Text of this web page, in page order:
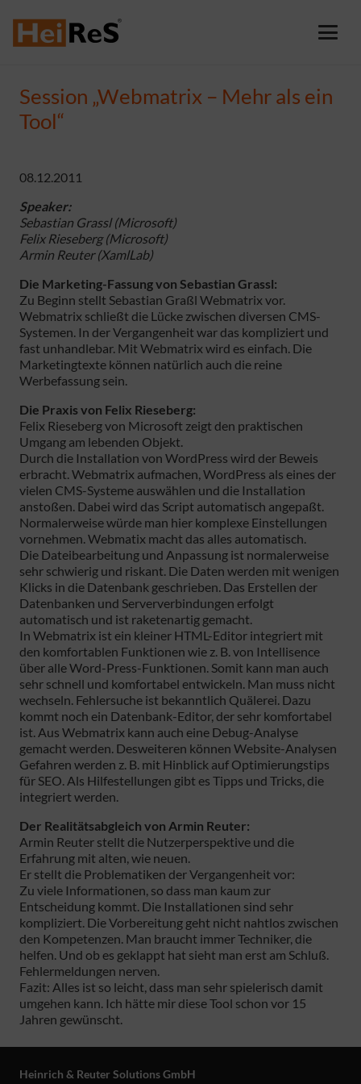
Session „Webmatrix – Mehr als ein
Tool“
08.12.2011
Speaker:
Sebastian Grassl (Microsoft)
Felix Rieseberg (Microsoft)
Armin Reuter (XamlLab)
Die Marketing-Fassung von Sebastian Grassl:
Zu Beginn stellt Sebastian Graßl Webmatrix vor.
Webmatrix schließt die Lücke zwischen diversen CMS-
Systemen. In der Vergangenheit war das kompliziert und
fast unhandlebar. Mit Webmatrix wird es einfach. Die
Marketingtexte können natürlich auch die reine
Werbefassung sein.
Die Praxis von Felix Rieseberg:
Felix Rieseberg von Microsoft zeigt den praktischen
Umgang am lebenden Objekt.
Durch die Installation von WordPress wird der Beweis
erbracht. Webmatrix aufmachen, WordPress als eines der
vielen CMS-Systeme auswählen und die Installation
anstoßen. Dabei wird das Script automatisch angepaßt.
Normalerweise würde man hier komplexe Einstellungen
vornehmen. Webmatix macht das alles automatisch.
Die Dateibearbeitung und Anpassung ist normalerweise
sehr schwierig und riskant. Die Daten werden mit wenigen
Klicks in die Datenbank geschrieben. Das Erstellen der
Datenbanken und Serververbindungen erfolgt
automatisch und ist raketenartig gemacht.
In Webmatrix ist ein kleiner HTML-Editor integriert mit
den komfortablen Funktionen wie z. B. von Intellisence
über alle Word-Press-Funktionen. Somit kann man auch
sehr schnell und komfortabel entwickeln. Man muss nicht
wechseln. Fehlersuche ist bekanntlich Quälerei. Dazu
kommt noch ein Datenbank-Editor, der sehr komfortabel
ist. Aus Webmatrix kann auch eine Debug-Analyse
gemacht werden. Desweiteren können Website-Analysen
Gefahren werden z. B. mit Hinblick auf Optimierungstips
für SEO. Als Hilfestellungen gibt es Tipps und Tricks, die
integriert werden.
Der Realitätsabgleich von Armin Reuter:
Armin Reuter stellt die Nutzerperspektive und die
Erfahrung mit alten, wie neuen.
Er stellt die Problematiken der Vergangenheit vor:
Zu viele Informationen, so dass man kaum zur
Entscheidung kommt. Die Installationen sind sehr
kompliziert. Die Vorbereitung geht nicht nahtlos zwischen
den Kompetenzen. Man braucht immer Techniker, die
helfen. Und ob es geklappt hat sieht man erst am Schluß.
Fehlermeldungen nerven.
Fazit: Alles ist so leicht, dass man sehr spielerisch damit
umgehen kann. Ich hätte mir diese Tool schon vor 15
Jahren gewünscht.
Heinrich & Reuter Solutions GmbH